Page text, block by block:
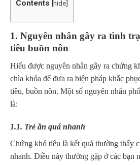
Contents [hide]
1. Nguyên nhân gây ra tình
tiêu buồn nôn
Hiểu được nguyên nhân gây ra chứng
chìa khóa để đưa ra biện pháp khắc
tiêu, buồn nôn. Một số nguyên nhân
là:
1.1. Trẻ ăn quá nhanh
Chứng khó tiêu là kết quả thường thấy
nhanh. Điều này thường gặp ở các bạn